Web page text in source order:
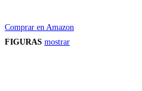
Comprar en Amazon
FIGURAS mostrar